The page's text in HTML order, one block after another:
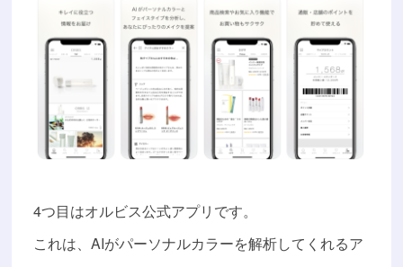
4つ目はオルビス公式アプリです。
これは、AIがパーソナルカラーを解析してくれるア